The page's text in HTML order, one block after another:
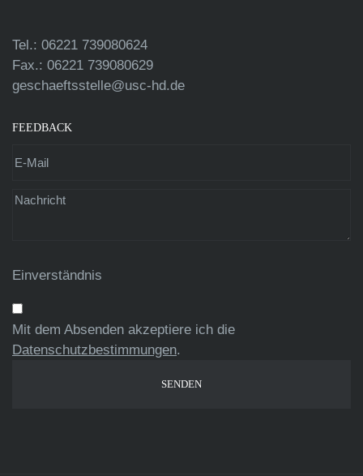
Tel.: 06221 739080624
Fax.: 06221 739080629
geschaeftsstelle@usc-hd.de
FEEDBACK
Einverständnis
Mit dem Absenden akzeptiere ich die
Datenschutzbestimmungen.